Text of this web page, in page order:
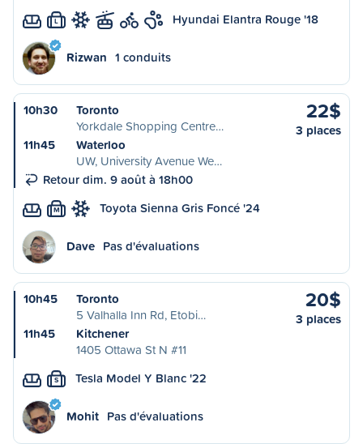
L Hyundai Elantra Rouge '18
Rizwan 1 conduits
10h30
Toronto
Yorkdale Shopping Centre…
11h45
Waterloo
UW, University Avenue We…
Retour dim. 9 août à 18h00
22$
3 places
M Toyota Sienna Gris Foncé '24
Dave Pas d'évaluations
10h45
Toronto
5 Valhalla Inn Rd, Etobi…
11h45
Kitchener
1405 Ottawa St N #11
20$
3 places
S Tesla Model Y Blanc '22
Mohit Pas d'évaluations